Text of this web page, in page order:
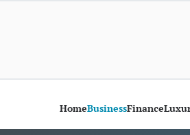
HomeBusinessFinance